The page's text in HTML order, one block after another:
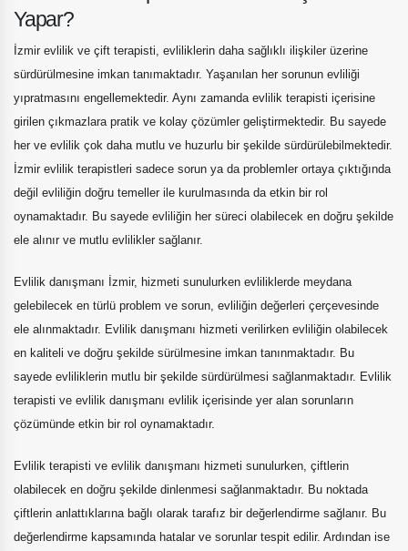
Yapar?
İzmir evlilik ve çift terapisti, evliliklerin daha sağlıklı ilişkiler üzerine
sürdürülmesine imkan tanımaktadır. Yaşanılan her sorunun evliliği
yıpratmasını engellemektedir. Aynı zamanda evlilik terapisti içerisine
girilen çıkmazlara pratik ve kolay çözümler geliştirmektedir. Bu sayede
her ve evlilik çok daha mutlu ve huzurlu bir şekilde sürdürülebilmektedir.
İzmir evlilik terapistleri sadece sorun ya da problemler ortaya çıktığında
değil evliliğin doğru temeller ile kurulmasında da etkin bir rol
oynamaktadır. Bu sayede evliliğin her süreci olabilecek en doğru şekilde
ele alınır ve mutlu evlilikler sağlanır.
Evlilik danışmanı İzmir, hizmeti sunulurken evliliklerde meydana
gelebilecek en türlü problem ve sorun, evliliğin değerleri çerçevesinde
ele alınmaktadır. Evlilik danışmanı hizmeti verilirken evliliğin olabilecek
en kaliteli ve doğru şekilde sürülmesine imkan tanınmaktadır. Bu
sayede evliliklerin mutlu bir şekilde sürdürülmesi sağlanmaktadır. Evlilik
terapisti ve evlilik danışmanı evlilik içerisinde yer alan sorunların
çözümünde etkin bir rol oynamaktadır.
Evlilik terapisti ve evlilik danışmanı hizmeti sunulurken, çiftlerin
olabilecek en doğru şekilde dinlenmesi sağlanmaktadır. Bu noktada
çiftlerin anlattıklarına bağlı olarak tarafız bir değerlendirme sağlanır. Bu
değerlendirme kapsamında hatalar ve sorunlar tespit edilir. Ardından ise